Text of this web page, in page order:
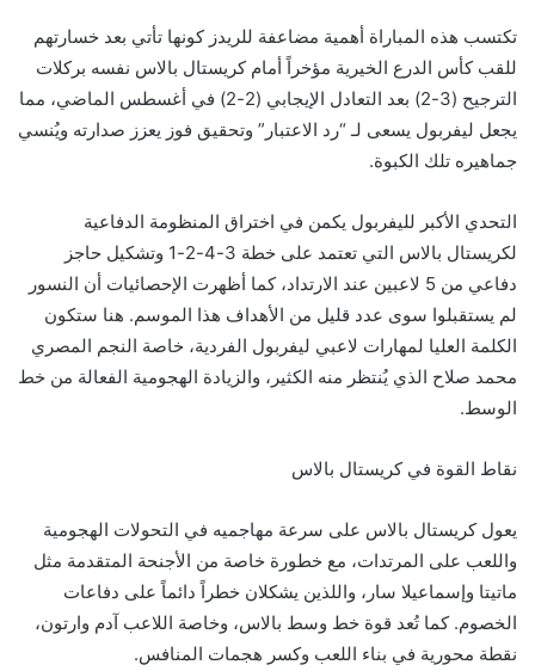
تكتسب هذه المباراة أهمية مضاعفة للريدز كونها تأتي بعد خسارتهم
للقب كأس الدرع الخيرية مؤخراً أمام كريستال بالاس نفسه بركلات
الترجيح (3-2) بعد التعادل الإيجابي (2-2) في أغسطس الماضي، مما
يجعل ليفربول يسعى لـ “رد الاعتبار” وتحقيق فوز يعزز صدارته ويُنسي
جماهيره تلك الكبوة.
التحدي الأكبر لليفربول يكمن في اختراق المنظومة الدفاعية
لكريستال بالاس التي تعتمد على خطة 3-4-2-1 وتشكيل حاجز
دفاعي من 5 لاعبين عند الارتداد، كما أظهرت الإحصائيات أن النسور
لم يستقبلوا سوى عدد قليل من الأهداف هذا الموسم. هنا ستكون
الكلمة العليا لمهارات لاعبي ليفربول الفردية، خاصة النجم المصري
محمد صلاح الذي يُنتظر منه الكثير، والزيادة الهجومية الفعالة من خط
الوسط.
نقاط القوة في كريستال بالاس
يعول كريستال بالاس على سرعة مهاجميه في التحولات الهجومية
واللعب على المرتدات، مع خطورة خاصة من الأجنحة المتقدمة مثل
ماتيتا وإسماعيلا سار، واللذين يشكلان خطراً دائماً على دفاعات
الخصوم. كما تُعد قوة خط وسط بالاس، وخاصة اللاعب آدم وارتون،
نقطة محورية في بناء اللعب وكسر هجمات المنافس.